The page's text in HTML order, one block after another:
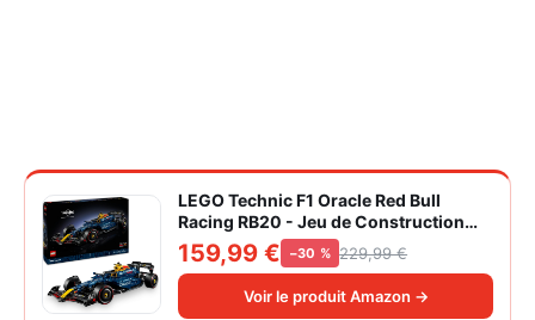
LEGO Technic F1 Oracle Red Bull
Racing RB20 - Jeu de Construction
Collector pour Adulte - Inclut Un
Moteur V6 et Une boîte de Vitesses -
Idée Cadeau pour passionnés de
Formule 1 42206
159,99 € −30 % 229,99 €
Voir le produit Amazon →